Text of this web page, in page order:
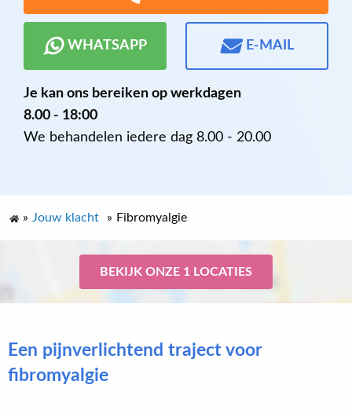
WHATSAPP E-MAIL
Je kan ons bereiken op werkdagen
8.00 - 18:00
We behandelen iedere dag 8.00 - 20.00
» Jouw klacht » Fibromyalgie
BEKIJK ONZE 1 LOCATIES
Een pijnverlichtend traject voor
fibromyalgie